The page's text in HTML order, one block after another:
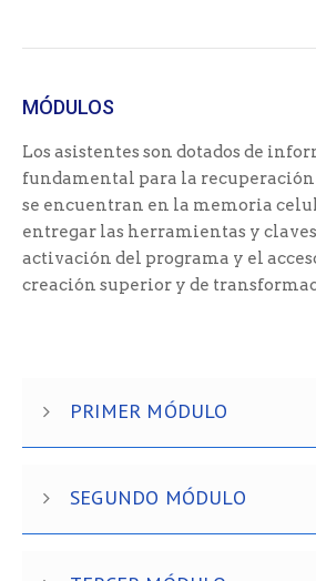
MÓDULOS
Los asistentes son dotados de
fundamental para la recuperación
se encuentran en la memoria
entregar las herramientas y
activación del programa y el
creación superior y de
PRIMER MÓDULO
SEGUNDO MÓDULO